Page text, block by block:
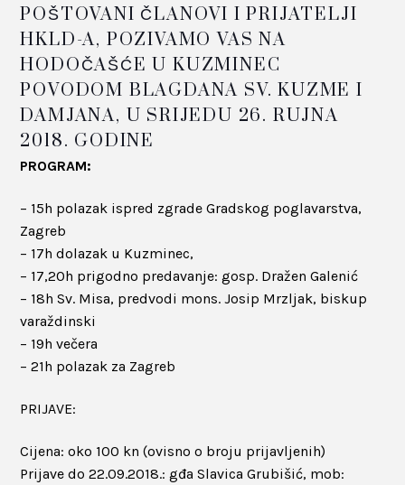
POŠTOVANI ČLANOVI I PRIJATELJI
HKLD-A, POZIVAMO VAS NA
HODOČAŠĆE U KUZMINEC
POVODOM BLAGDANA SV. KUZME I
DAMJANA, U SRIJEDU 26. RUJNA
2018. GODINE
PROGRAM:
– 15h polazak ispred zgrade Gradskog poglavarstva,
Zagreb
– 17h dolazak u Kuzminec,
– 17,20h prigodno predavanje: gosp. Dražen Galenić
– 18h Sv. Misa, predvodi mons. Josip Mrzljak, biskup
varaždinski
– 19h večera
– 21h polazak za Zagreb
PRIJAVE:
Cijena: oko 100 kn (ovisno o broju prijavljenih)
Prijave do 22.09.2018.: gđa Slavica Grubišić, mob: